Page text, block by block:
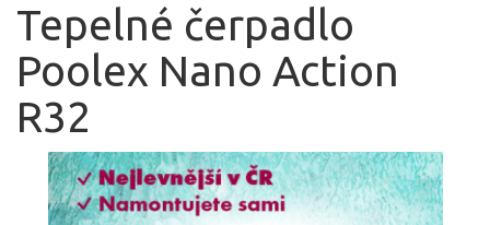
Tepelné čerpadlo
Poolex Nano Action
R32